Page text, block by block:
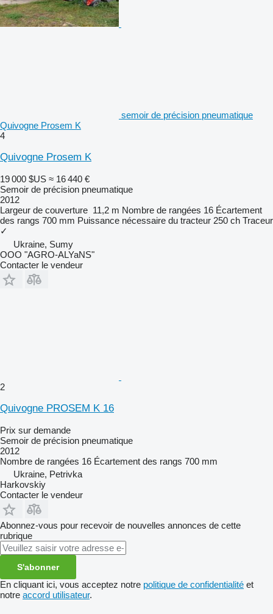
semoir de précision pneumatique
Quivogne Prosem K
4
Quivogne Prosem K
19 000 $US ≈ 16 440 €
Semoir de précision pneumatique
2012
Largeur de couverture 11,2 m Nombre de rangées 16 Écartement
des rangs 700 mm Puissance nécessaire du tracteur 250 ch Traceur
✓
Ukraine, Sumy
OOO "AGRO-ALYaNS"
Contacter le vendeur
2
Quivogne PROSEM K 16
Prix sur demande
Semoir de précision pneumatique
2012
Nombre de rangées 16 Écartement des rangs 700 mm
Ukraine, Petrivka
Harkovskiy
Contacter le vendeur
Abonnez-vous pour recevoir de nouvelles annonces de cette
rubrique
S'abonner
En cliquant ici, vous acceptez notre politique de confidentialité et
notre accord utilisateur.